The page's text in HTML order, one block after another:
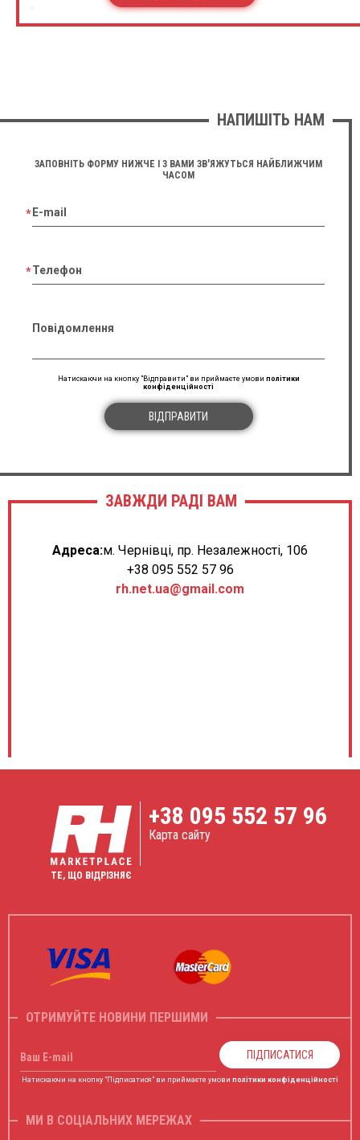
НАПИШІТЬ НАМ
ЗАПОВНІТЬ ФОРМУ НИЖЧЕ І З ВАМИ ЗВ'ЯЖУТЬСЯ НАЙБЛИЖЧИМ
ЧАСОМ
E-mail
Телефон
Повідомлення
Натискаючи на кнопку "Відправити" ви приймаєте умови політики
конфіденційності
ВІДПРАВИТИ
ЗАВЖДИ РАДІ ВАМ
Адреса:м. Чернівці, пр. Незалежності, 106
+38 095 552 57 96
rh.net.ua@gmail.com
ТЕ, ЩО ВІДРІЗНЯЄ
+38 095 552 57 96
Карта сайту
ОТРИМУЙТЕ НОВИНИ ПЕРШИМИ
Ваш E-mail ПІДПИСАТИСЯ
Натискаючи на кнопку "Підписатися" ви приймаєте умови політики конфіденційності
МИ В СОЦІАЛЬНИХ МЕРЕЖАХ